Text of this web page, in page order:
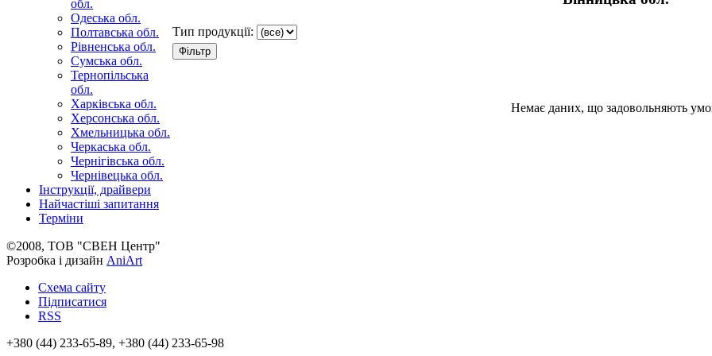
обл.
Одеська обл.
Полтавська обл.
Рівненська обл.
Сумська обл.
Тернопільська
обл.
Харківська обл.
Херсонська обл.
Хмельницька обл.
Черкаська обл.
Чернігівська обл.
Чернівецька обл.
Інструкції, драйвери
Найчастіші запитання
Терміни
Тип продукції:
Немає даних, що задовольняють
©2008, ТОВ "СВЕН Центр"
Розробка і дизайн AniArt
Схема сайту
Підписатися
RSS
+380 (44) 233-65-89, +380 (44) 233-65-98